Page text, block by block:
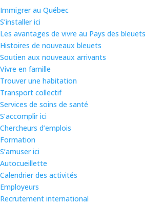
Immigrer au Québec
S’installer ici
Les avantages de vivre au Pays des bleuets
Histoires de nouveaux bleuets
Soutien aux nouveaux arrivants
Vivre en famille
Trouver une habitation
Transport collectif
Services de soins de santé
S’accomplir ici
Chercheurs d’emplois
Formation
S’amuser ici
Autocueillette
Calendrier des activités
Employeurs
Recrutement international